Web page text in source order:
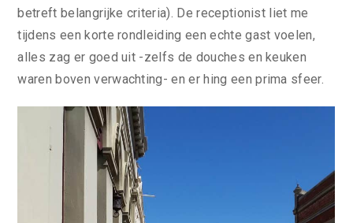
betreft belangrijke criteria). De receptionist liet me
tijdens een korte rondleiding een echte gast voelen,
alles zag er goed uit -zelfs de douches en keuken
waren boven verwachting- en er hing een prima sfeer.